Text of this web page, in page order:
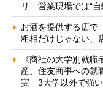
リ 営業現場では“自
お酒を提供する店
粗相だけじゃない、
《商社の大学別就
産、住友商事への就
実 3大学以外で強